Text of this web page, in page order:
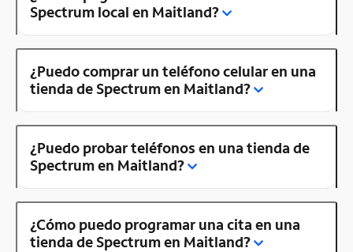
Spectrum local en Maitland?
¿Puedo comprar un teléfono celular en una
tienda de Spectrum en Maitland?
¿Puedo probar teléfonos en una tienda de
Spectrum en Maitland?
¿Cómo puedo programar una cita en una
tienda de Spectrum en Maitland?